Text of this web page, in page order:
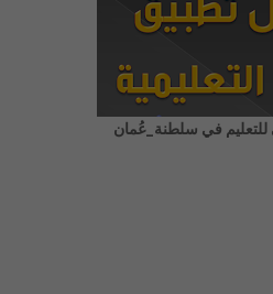
للتعليم في سلطنة_عُمان